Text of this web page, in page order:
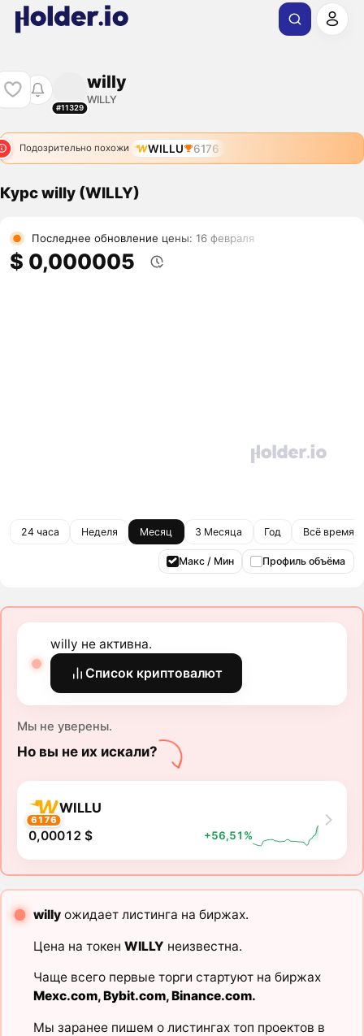
#11329
willy
WILLY
Подозрительно похожи WILLU 6176
Курс willy (WILLY)
Последнее обновление цены: 16 февраля
$ 0,000005
24 часа Неделя Месяц 3 Месяца Год Всё время
Макс / Мин Профиль объёма
willy не активна.
Список криптовалют
Мы не уверены.
Но вы не их искали?
6176
WILLU
0,00012 $ +56,51%
willyожидает листинга на биржах.
Цена на токен WILLY неизвестна.
Чаще всего первые торги стартуют на биржах
Mexc.com,Bybit.com,Binance.com.
Мы заранее пишем о листингах топ проектов в